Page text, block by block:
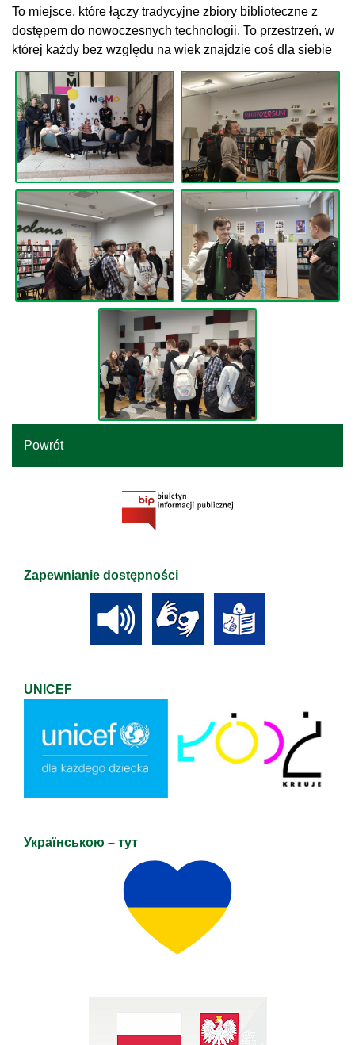
To miejsce, które łączy tradycyjne zbiory biblioteczne z
dostępem do nowoczesnych technologii. To przestrzeń, w
której każdy bez względu na wiek znajdzie coś dla siebie
Powrót
Zapewnianie dostępności
UNICEF
Українською – тут